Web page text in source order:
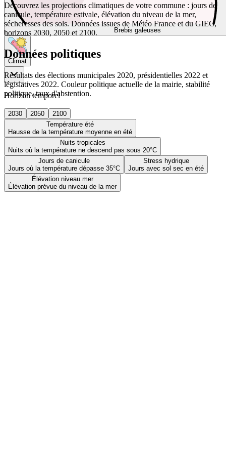
Brebis galeuses
Climat
Horizon temporel
2030 2050
2100
Température été
Hausse de la température moyenne en été
Nuits tropicales
Nuits où la température ne descend pas sous 20°C
Jours de canicule
Jours où la température dépasse 35°C
Stress hydrique
Jours avec sol sec en été
Élévation niveau mer
Élévation prévue du niveau de la mer
Découvrez les projections climatiques de votre commune : jours de
canicule, température estivale, élévation du niveau de la mer,
sécheresses des sols. Données issues de Météo France et du GIEC,
horizons 2030, 2050 et 2100.
Données politiques
Résultats des élections municipales 2020, présidentielles 2022 et
législatives 2022. Couleur politique actuelle de la mairie, stabilité
politique, taux d'abstention.